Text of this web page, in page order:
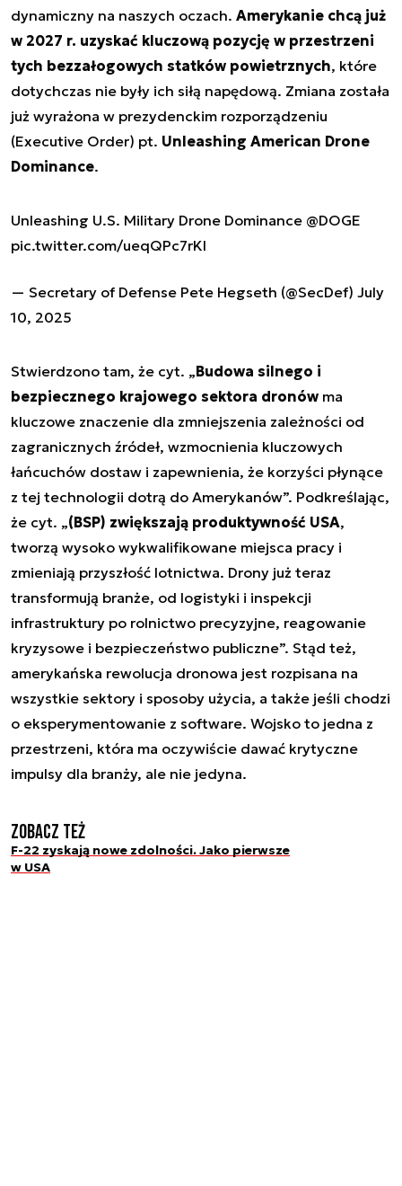
dynamiczny na naszych oczach. Amerykanie chcą już
w 2027 r. uzyskać kluczową pozycję w przestrzeni
tych bezzałogowych statków powietrznych, które
dotychczas nie były ich siłą napędową. Zmiana została
już wyrażona w prezydenckim rozporządzeniu
(Executive Order) pt. Unleashing American Drone
Dominance.
Unleashing U.S. Military Drone Dominance @DOGE
pic.twitter.com/ueqQPc7rKI
— Secretary of Defense Pete Hegseth (@SecDef) July
10, 2025
Stwierdzono tam, że cyt. „Budowa silnego i
bezpiecznego krajowego sektora dronów ma
kluczowe znaczenie dla zmniejszenia zależności od
zagranicznych źródeł, wzmocnienia kluczowych
łańcuchów dostaw i zapewnienia, że korzyści płynące
z tej technologii dotrą do Amerykanów”. Podkreślając,
że cyt. „(BSP) zwiększają produktywność USA,
tworzą wysoko wykwalifikowane miejsca pracy i
zmieniają przyszłość lotnictwa. Drony już teraz
transformują branże, od logistyki i inspekcji
infrastruktury po rolnictwo precyzyjne, reagowanie
kryzysowe i bezpieczeństwo publiczne”. Stąd też,
amerykańska rewolucja dronowa jest rozpisana na
wszystkie sektory i sposoby użycia, a także jeśli chodzi
o eksperymentowanie z software. Wojsko to jedna z
przestrzeni, która ma oczywiście dawać krytyczne
impulsy dla branży, ale nie jedyna.
Zobacz też
F-22 zyskają nowe zdolności. Jako pierwsze
w USA